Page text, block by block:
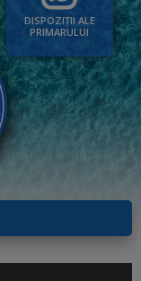
DISPOZIȚII ALE
PRIMARULUI